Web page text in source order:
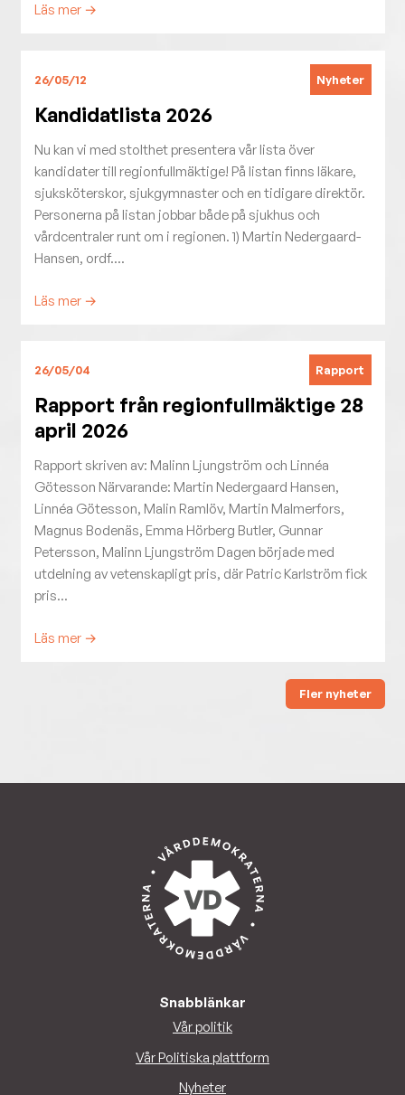
Läs mer →
26/05/12 Nyheter
Kandidatlista 2026
Nu kan vi med stolthet presentera vår lista över
kandidater till regionfullmäktige! På listan finns läkare,
sjuksköterskor, sjukgymnaster och en tidigare direktör.
Personerna på listan jobbar både på sjukhus och
vårdcentraler runt om i regionen. 1) Martin Nedergaard-
Hansen, ordf....
Läs mer →
26/05/04 Rapport
Rapport från regionfullmäktige 28
april 2026
Rapport skriven av: Malinn Ljungström och Linnéa
Götesson Närvarande: Martin Nedergaard Hansen,
Linnéa Götesson, Malin Ramlöv, Martin Malmerfors,
Magnus Bodenäs, Emma Hörberg Butler, Gunnar
Petersson, Malinn Ljungström Dagen började med
utdelning av vetenskapligt pris, där Patric Karlström fick
pris...
Läs mer →
Fler nyheter
Snabblänkar
Vår politik
Vår Politiska plattform
Nyheter